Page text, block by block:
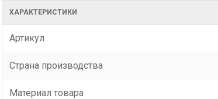
ХАРАКТЕРИСТИКИ
Артикул
Страна производства
Материал товара